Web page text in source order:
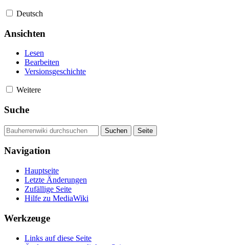
Deutsch
Ansichten
Lesen
Bearbeiten
Versionsgeschichte
Weitere
Suche
Navigation
Hauptseite
Letzte Änderungen
Zufällige Seite
Hilfe zu MediaWiki
Werkzeuge
Links auf diese Seite